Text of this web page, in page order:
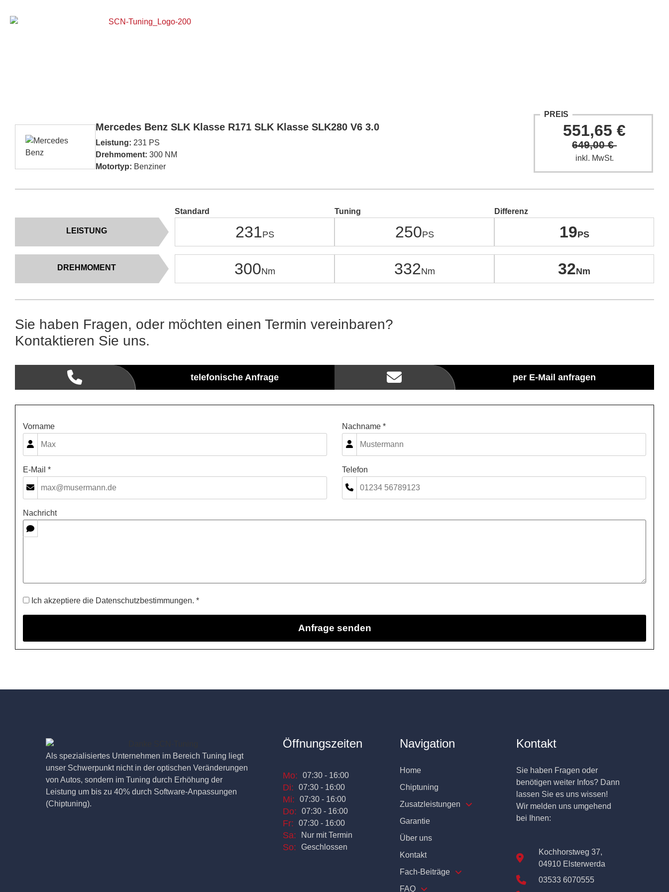
Mercedes Benz SLK Klasse R171 SLK Klasse SLK280 V6 3.0
Leistung: 231 PS
Drehmoment: 300 NM
Motortyp: Benziner
PREIS
551,65 €
649,00 €
inkl. MwSt.
LEISTUNG
DREHMOMENT
Standard
231
300
Tuning
250
332
Differenz
19
32
Sie haben Fragen, oder möchten einen Termin vereinbaren?
Kontaktieren Sie uns.
telefonische Anfrage per E-Mail anfragen
Vorname Nachname *
E-Mail * Telefon
Nachricht
Ich akzeptiere die Datenschutzbestimmungen. *
Als spezialisiertes Unternehmen im Bereich Tuning liegt
unser Schwerpunkt nicht in der optischen Veränderungen
von Autos, sondern im Tuning durch Erhöhung der
Leistung um bis zu 40% durch Software-Anpassungen
(Chiptuning).
Öffnungszeiten
Mo: 07:30 - 16:00
Di: 07:30 - 16:00
Mi: 07:30 - 16:00
Do: 07:30 - 16:00
Fr: 07:30 - 16:00
Sa: Nur mit Termin
So: Geschlossen
Navigation
Home
Chiptuning
Zusatzleistungen
Garantie
Über uns
Kontakt
Fach-Beiträge
FAQ
Kontakt
Sie haben Fragen oder
benötigen weiter Infos? Dann
lassen Sie es uns wissen!
Wir melden uns umgehend
bei Ihnen:
Kochhorstweg 37,
04910 Elsterwerda
03533 6070555